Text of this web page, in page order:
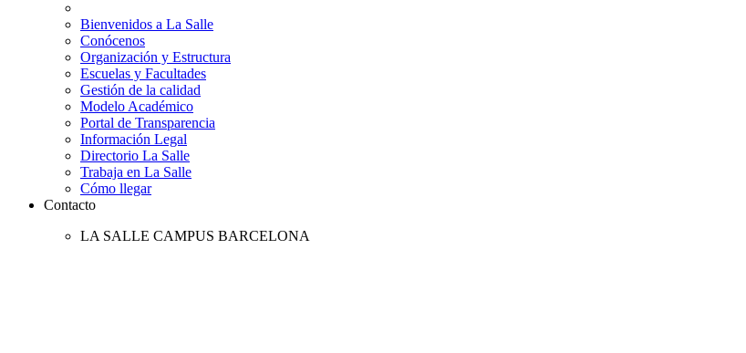
Bienvenidos a La Salle
Conócenos
Organización y Estructura
Escuelas y Facultades
Gestión de la calidad
Modelo Académico
Portal de Transparencia
Información Legal
Directorio La Salle
Trabaja en La Salle
Cómo llegar
Contacto
LA SALLE CAMPUS BARCELONA